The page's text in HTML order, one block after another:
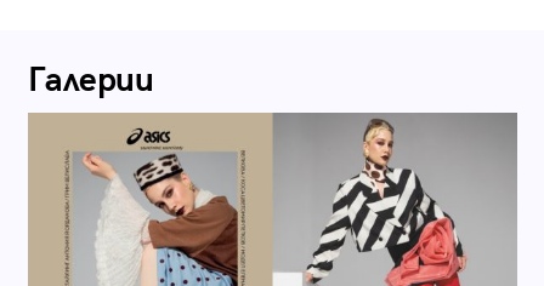
Галерии